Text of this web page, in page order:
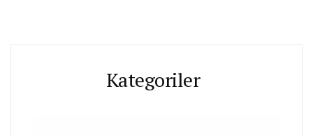
Kategoriler